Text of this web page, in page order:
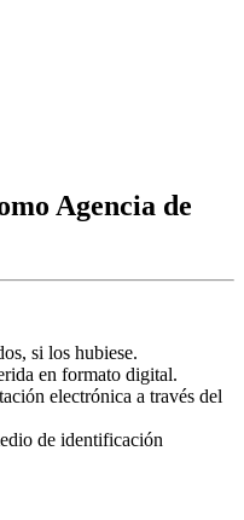
Agencia de
si los hubiese.
en formato digital.
electrónica a través del
de identificación